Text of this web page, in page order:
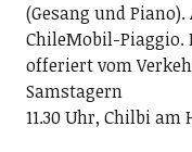
(Gesang und Piano).
ChileMobil-Piaggio.
offeriert vom
Samstagern
11.30 Uhr, Chilbi